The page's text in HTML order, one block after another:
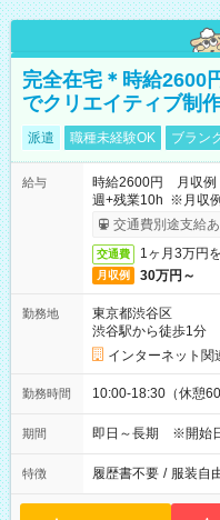
完全在宅＊時給2600
でクリエイティブ制
派遣 職種未経験OK ブラン
給与
時給2600円 月収例
週+残業10h ※月収
受取りサービス利用
交通費別途支給あ
交通費 1ヶ月3万円
月収例 30万円～
勤務地
東京都渋谷区
渋谷駅から徒歩1分
インターネット関
勤務時間 10:00-18:30（休憩
期間 即日～長期 ※開始
特徴 履歴書不要 / 服装自